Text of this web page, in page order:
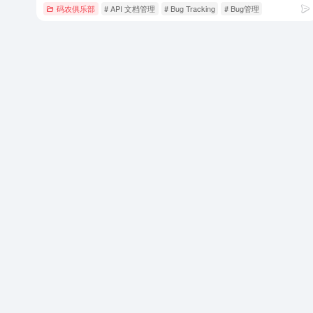
码农俱乐部 # API 文档管理 # Bug Tracking # Bug管理